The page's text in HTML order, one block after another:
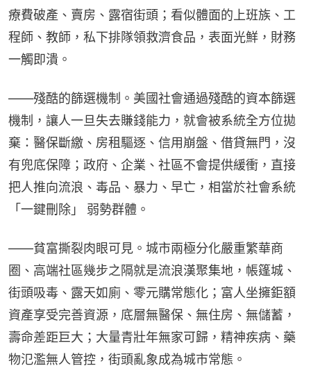
療費破產、賣房、露宿街頭；看似體面的上班族、工
程師、教師，私下排隊領救濟食品，表面光鮮，財務
一觸即潰。
——殘酷的篩選機制。美國社會通過殘酷的資本篩選
機制，讓人一旦失去賺錢能力，就會被系統全方位拋
棄：醫保斷繳、房租驅逐、信用崩盤、借貸無門，沒
有兜底保障；政府、企業、社區不會提供緩衝，直接
把人推向流浪、毒品、暴力、早亡，相當於社會系統
「一鍵刪除」 弱勢群體。
——貧富撕裂肉眼可見。城市兩極分化嚴重繁華商
圈、高端社區幾步之隔就是流浪漢聚集地，帳篷城、
街頭吸毒、露天如廁、零元購常態化；富人坐擁鉅額
資產享受完善資源，底層無醫保、無住房、無儲蓄，
壽命差距巨大；大量青壯年無家可歸，精神疾病、藥
物氾濫無人管控，街頭亂象成為城市常態。